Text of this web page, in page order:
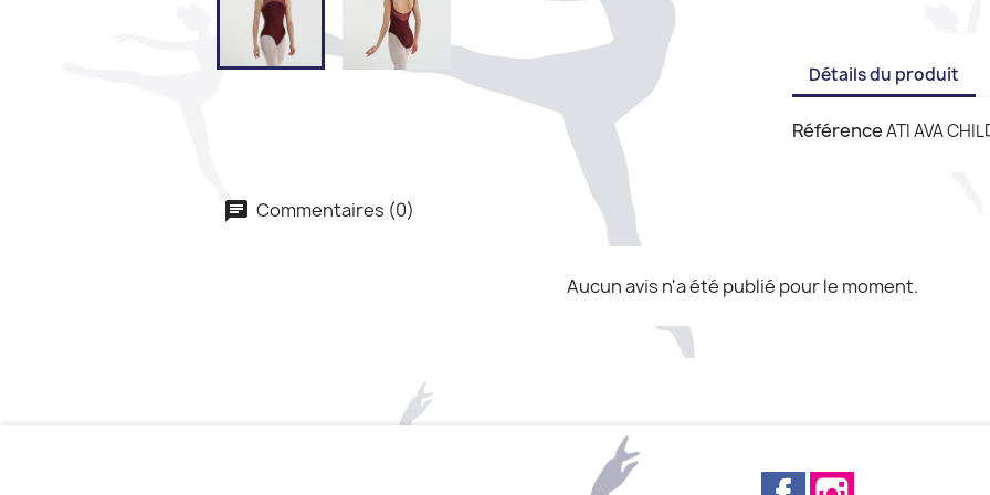
Détails du produit
RéférenceATI AVA
Commentaires (0)
Aucun avis n'a été publié pour le moment.
Facebook